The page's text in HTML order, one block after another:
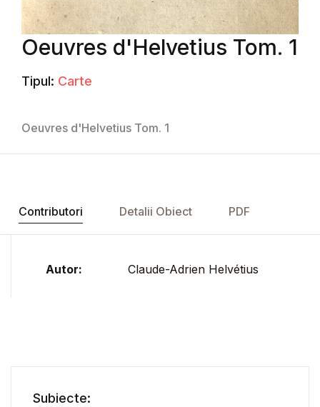
Oeuvres d'Helvetius Tom. 1
Tipul: Carte
Oeuvres d'Helvetius Tom. 1
Contributori Detalii Obiect PDF
Autor: Claude-Adrien Helvétius
Subiecte: